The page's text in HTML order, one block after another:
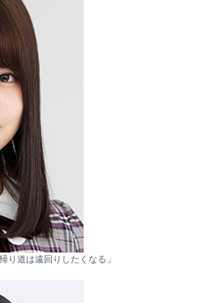
り道は遠回りしたくなる」